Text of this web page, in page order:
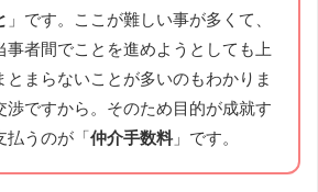
」です。ここが難しい事が多くて、
事者間でことを進めようとしても上
とまらないことが多いのもわかりま
渉ですから。そのため目的が成就す
払うのが「仲介手数料 」です。